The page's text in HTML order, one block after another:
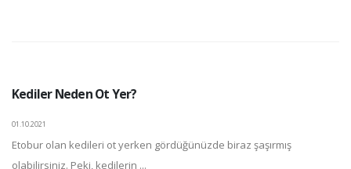
Kediler Neden Ot Yer?
01.10.2021
Etobur olan kedileri ot yerken gördüğünüzde biraz şaşırmış
olabilirsiniz. Peki, kedilerin ...